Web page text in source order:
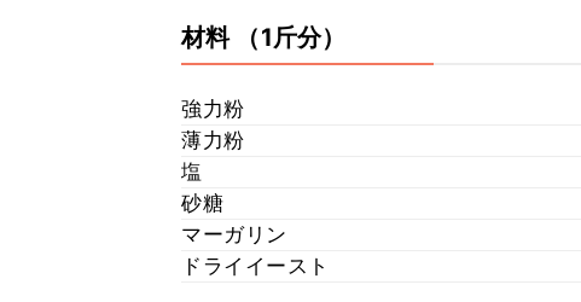
材料 （1斤分）
強力粉
薄力粉
塩
砂糖
マーガリン
ドライイースト